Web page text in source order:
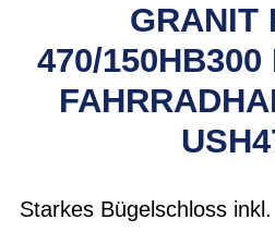
GRANIT
470/
Starkes Bügelschloss